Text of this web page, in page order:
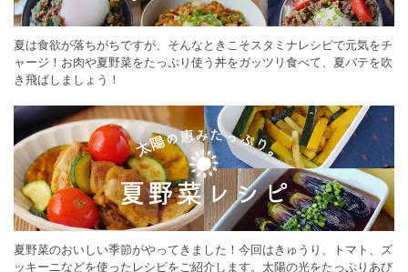
夏は食欲が落ちがちですが、そんなときこそスタミナレシピで元気をチ
ャージ！お肉や夏野菜をたっぷり使う丼をガッツリ食べて、夏バテを吹
き飛ばしましょう！
夏野菜のおいしい季節がやってきました！今回はきゅうり、トマト、ズ
ッキーニなどを使ったレシピをご紹介します。太陽の光をたっぷりあび